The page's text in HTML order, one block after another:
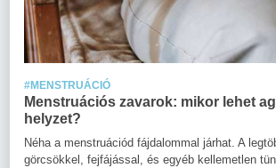
#MENSTRUÁCIÓ
Menstruációs zavarok: mikor lehet
helyzet?
Néha a menstruációd fájdalommal járhat. A
görcsökkel, fejfájással, és egyéb kellemetlen